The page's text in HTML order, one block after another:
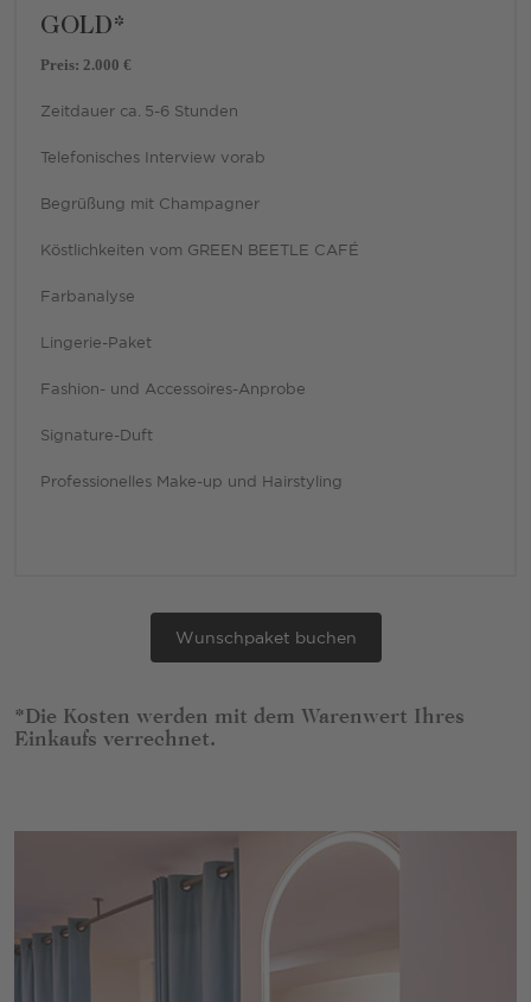
GOLD*
Preis: 2.000 €
Zeitdauer ca. 5-6 Stunden
Telefonisches Interview vorab
Begrüßung mit Champagner
Köstlichkeiten vom GREEN BEETLE CAFÉ
Farbanalyse
Lingerie-Paket
Fashion- und Accessoires-Anprobe
Signature-Duft
Professionelles Make-up und Hairstyling
Wunschpaket buchen
*Die Kosten werden mit dem Warenwert Ihres
Einkaufs verrechnet.